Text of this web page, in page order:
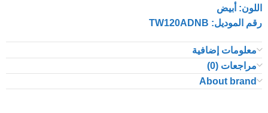
اللون: أبيض
رقم الموديل: TW120ADNB
معلومات إضافية
مراجعات (0)
About brand